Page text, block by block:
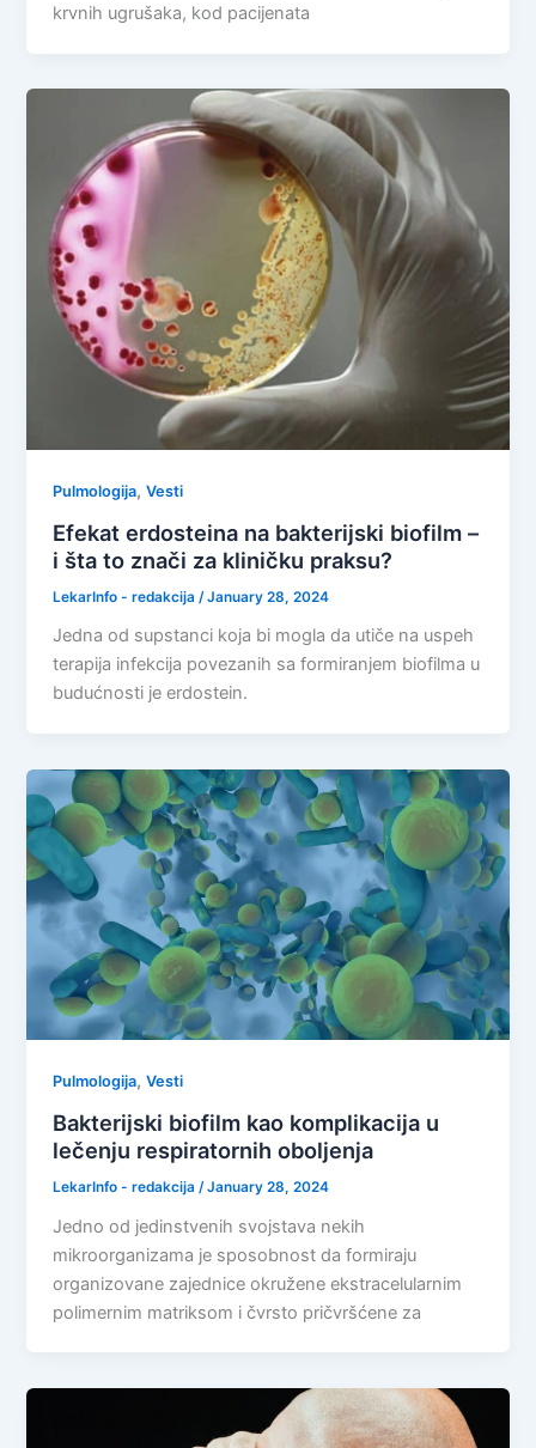
krvnih ugrušaka, kod pacijenata
Pulmologija,Vesti
Efekat erdosteina na bakterijski biofilm –
i šta to znači za kliničku praksu?
LekarInfo - redakcija /January 28, 2024
Jedna od supstanci koja bi mogla da utiče na uspeh
terapija infekcija povezanih sa formiranjem biofilma u
budućnosti je erdostein.
Pulmologija,Vesti
Bakterijski biofilm kao komplikacija u
lečenju respiratornih oboljenja
LekarInfo - redakcija /January 28, 2024
Jedno od jedinstvenih svojstava nekih
mikroorganizama je sposobnost da formiraju
organizovane zajednice okružene ekstracelularnim
polimernim matriksom i čvrsto pričvršćene za